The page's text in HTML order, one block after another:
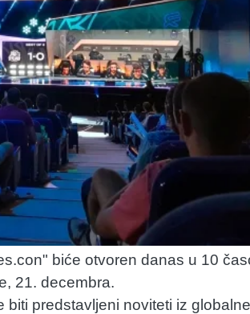
biće otvoren danas u 10
21. decembra.
predstavljeni noviteti iz